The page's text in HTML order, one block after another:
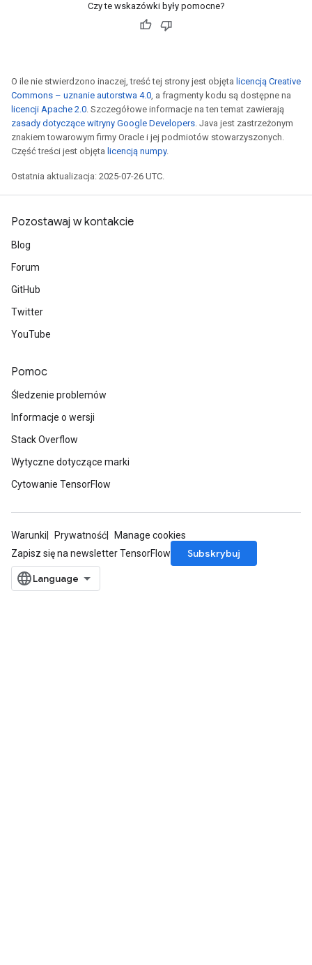
Czy te wskazówki były pomocne?
O ile nie stwierdzono inaczej, treść tej strony jest objęta licencją Creative
Commons – uznanie autorstwa 4.0, a fragmenty kodu są dostępne na
licencji Apache 2.0. Szczegółowe informacje na ten temat zawierają
zasady dotyczące witryny Google Developers. Java jest zastrzeżonym
znakiem towarowym firmy Oracle i jej podmiotów stowarzyszonych.
Część treści jest objęta licencją numpy.
Ostatnia aktualizacja: 2025-07-26 UTC.
Pozostawaj w kontakcie
Blog
Forum
GitHub
Twitter
YouTube
Pomoc
Śledzenie problemów
Informacje o wersji
Stack Overflow
Wytyczne dotyczące marki
Cytowanie TensorFlow
Warunki Prywatność
Manage cookies
Zapisz się na newsletter TensorFlow
Subskrybuj